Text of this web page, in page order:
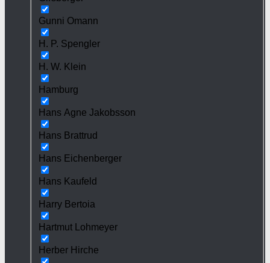
Gunni Omann
H. P. Spengler
H. W. Klein
Hamburg
Hans Agne Jakobsson
Hans Brattrud
Hans Eichenberger
Hans Kaufeld
Harry Bertoia
Hartmut Lohmeyer
Herber Hirche